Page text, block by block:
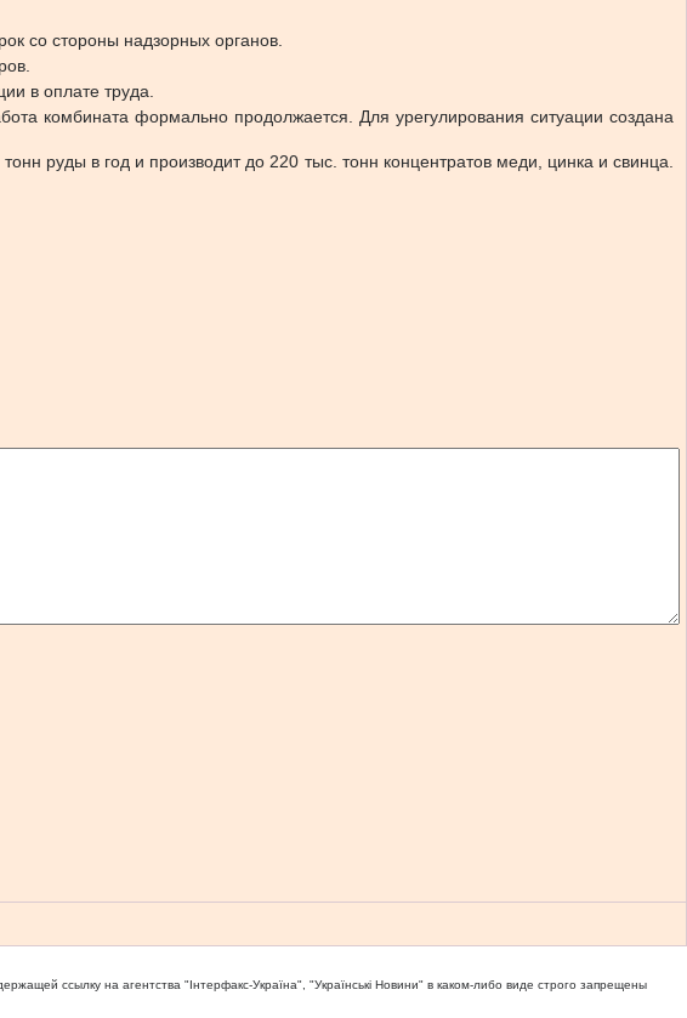
со стороны надзорных органов.
в оплате труда.
комбината формально продолжается. Для урегулирования ситуации создана
руды в год и производит до 220 тыс. тонн концентратов меди, цинка и свинца.
ссылку на агентства "Iнтерфакс-Україна", "Українськi Новини" в каком-либо виде строго запрещены